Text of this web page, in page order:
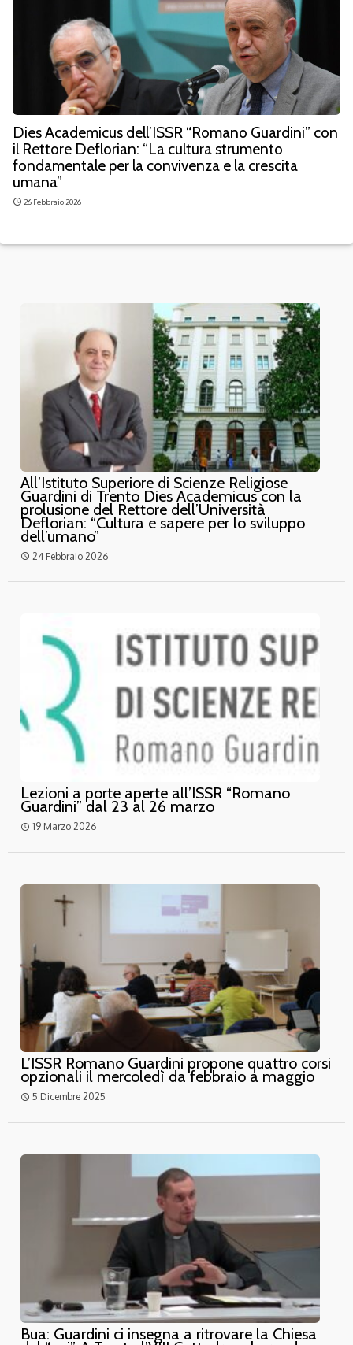
Dies Academicus dell’ISSR “Romano Guardini” con
il Rettore Deflorian: “La cultura strumento
fondamentale per la convivenza e la crescita
umana”
access_time 26 Febbraio 2026
All’Istituto Superiore di Scienze Religiose
Guardini di Trento Dies Academicus con la
prolusione del Rettore dell’Università
Deflorian: “Cultura e sapere per lo sviluppo
dell’umano”
access_time 24 Febbraio 2026
Lezioni a porte aperte all’ISSR “Romano
Guardini” dal 23 al 26 marzo
access_time 19 Marzo 2026
L’ISSR Romano Guardini propone quattro corsi
opzionali il mercoledì da febbraio a maggio
access_time 5 Dicembre 2025
Bua: Guardini ci insegna a ritrovare la Chiesa